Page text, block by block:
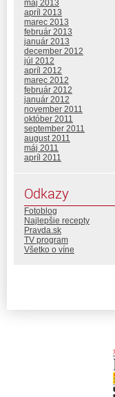
máj 2013
apríl 2013
marec 2013
február 2013
január 2013
december 2012
júl 2012
apríl 2012
marec 2012
február 2012
január 2012
november 2011
október 2011
september 2011
august 2011
máj 2011
apríl 2011
Odkazy
Fotoblog
Najlepšie recepty
Pravda.sk
TV program
Všetko o víne